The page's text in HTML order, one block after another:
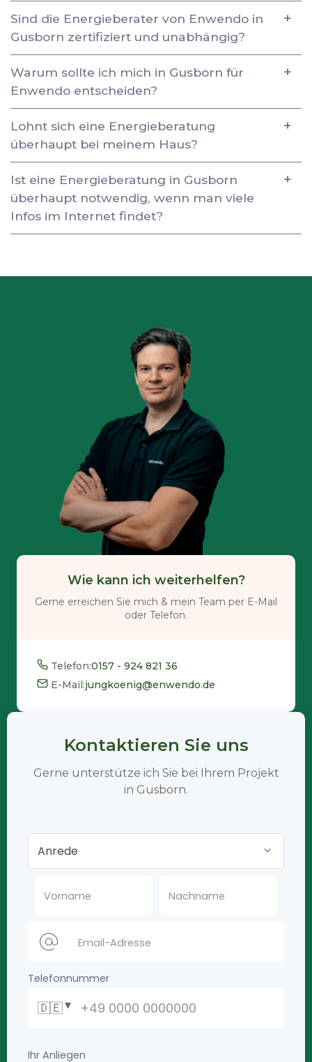
Sind die Energieberater von Enwendo in
Gusborn zertifiziert und unabhängig?
Warum sollte ich mich in Gusborn für
Enwendo entscheiden?
Lohnt sich eine Energieberatung
überhaupt bei meinem Haus?
Ist eine Energieberatung in Gusborn
überhaupt notwendig, wenn man viele
Infos im Internet findet?
Wie kann ich weiterhelfen?
Gerne erreichen Sie mich & mein Team per E-Mail
oder Telefon.
Telefon:0157 - 924 821 36
E-Mail:jungkoenig@enwendo.de
Kontaktieren Sie uns
Gerne unterstütze ich Sie bei Ihrem Projekt
in Gusborn.